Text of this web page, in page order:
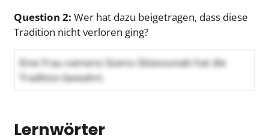
Question 2: Wer hat dazu beigetragen, dass diese
Tradition nicht verloren ging?
Eine Frau namens Stamo Sklavounaki hat die
Tradition bewahrt.
Lernwörter